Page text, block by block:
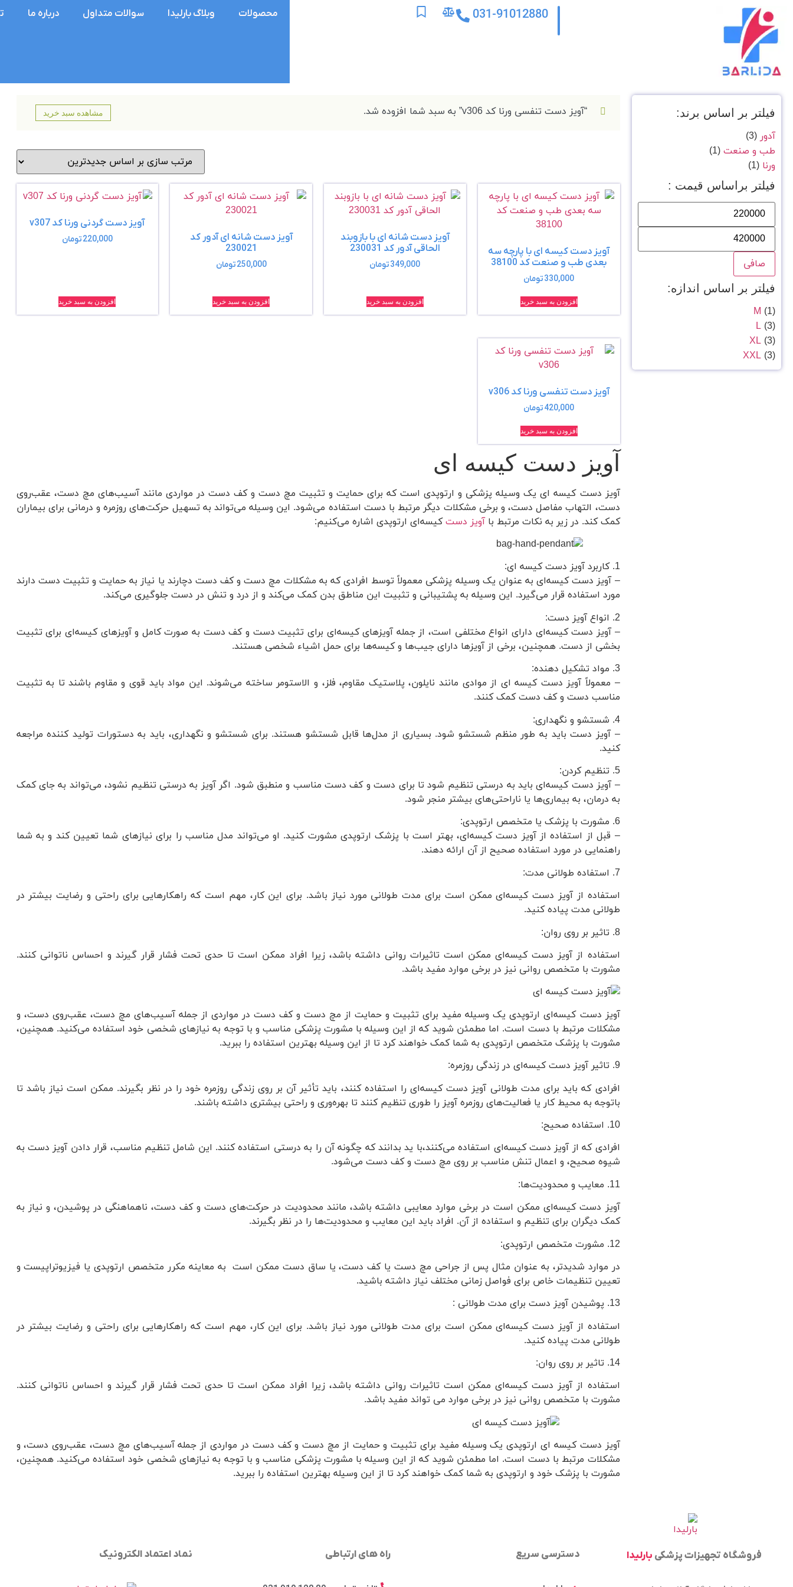
031-91012880 محصولات وبلاگ بارلیدا سوالات متداول درباره ما
فیلتر بر اساس برند:
آدور (3)
طب و صنعت (1)
ورنا (1)
فیلتر براساس قیمت :
صافی
فیلتر بر اساس اندازه:
M (1)
L (3)
XL (3)
XXL (3)
“آویز دست تنفسی ورنا کد v306” به سبد شما افزوده شد. مشاهده سبد خرید
آویز دست کیسه ای با پارچه سه
بعدی طب و صنعت کد 38100
330,000تومان
افزودن به سبد خرید
آویز دست شانه ای با بازوبند
الحاقی آدور کد 230031
349,000تومان
افزودن به سبد خرید
آویز دست شانه ای آدور کد
230021
250,000تومان
افزودن به سبد خرید
آویز دست گردنی ورنا کد v307
220,000تومان
افزودن به سبد خرید
آویز دست تنفسی ورنا کد v306
420,000تومان
افزودن به سبد خرید
آویز دست کیسه‌ ای
آویز دست کیسه‌ ای یک وسیله پزشکی و ارتوپدی است که برای حمایت و تثبیت مچ دست و کف دست در مواردی مانند آسیب‌های مچ دست، عقب‌روی
دست، التهاب مفاصل دست، و برخی مشکلات دیگر مرتبط با دست استفاده می‌شود. این وسیله می‌تواند به تسهیل حرکت‌های روزمره و درمانی برای بیماران
کمک کند. در زیر به نکات مرتبط باآویز دستکیسه‌ای ارتوپدی اشاره می‌کنیم:
1. کاربرد آویز دست کیسه‌ ای:
– آویز دست کیسه‌ای به عنوان یک وسیله پزشکی معمولاً توسط افرادی که به مشکلات مچ دست و کف دست دچارند یا نیاز به حمایت و تثبیت دست دارند
مورد استفاده قرار می‌گیرد. این وسیله به پشتیبانی و تثبیت این مناطق بدن کمک می‌کند و از درد و تنش در دست جلوگیری می‌کند.
2. انواع آویز دست:
– آویز دست کیسه‌ای دارای انواع مختلفی است، از جمله آویز‌های کیسه‌ای برای تثبیت دست و کف دست به صورت کامل و آویز‌های کیسه‌ای برای تثبیت
بخشی از دست. همچنین، برخی از آویز‌ها دارای جیب‌ها و کیسه‌ها برای حمل اشیاء شخصی هستند.
3. مواد تشکیل دهنده:
– معمولاً آویز دست کیسه‌ ای از موادی مانند نایلون، پلاستیک مقاوم، فلز، و الاستومر ساخته می‌شوند. این مواد باید قوی و مقاوم باشند تا به تثبیت
مناسب دست و کف دست کمک کنند.
4. شستشو و نگهداری:
– آویز دست باید به طور منظم شستشو شود. بسیاری از مدل‌ها قابل شستشو هستند. برای شستشو و نگهداری، باید به دستورات تولید کننده مراجعه
کنید.
5. تنظیم کردن:
– آویز دست کیسه‌ای باید به درستی تنظیم شود تا برای دست و کف دست مناسب و منطبق شود. اگر آویز به درستی تنظیم نشود، می‌تواند به جای کمک
به درمان، به بیماری‌ها یا ناراحتی‌های بیشتر منجر شود.
6. مشورت با پزشک یا متخصص ارتوپدی:
– قبل از استفاده از آویز دست کیسه‌ای، بهتر است با پزشک ارتوپدی مشورت کنید. او می‌تواند مدل مناسب را برای نیازهای شما تعیین کند و به شما
راهنمایی در مورد استفاده صحیح از آن ارائه دهند.
7. استفاده طولانی مدت:
استفاده از آویز دست کیسه‌ای ممکن است برای مدت طولانی مورد نیاز باشد. برای این کار، مهم است که راهکارهایی برای راحتی و رضایت بیشتر در
طولانی مدت پیاده کنید.
8. تاثیر بر روی روان:
استفاده از آویز دست کیسه‌ای ممکن است تاثیرات روانی داشته باشد، زیرا افراد ممکن است تا حدی تحت فشار قرار گیرند و احساس ناتوانی کنند.
مشورت با متخصص روانی نیز در برخی موارد مفید باشد.
آویز دست کیسه‌ای ارتوپدی یک وسیله مفید برای تثبیت و حمایت از مچ دست و کف دست در مواردی از جمله آسیب‌های مچ دست، عقب‌روی دست، و
مشکلات مرتبط با دست است. اما مطمئن شوید که از این وسیله با مشورت پزشکی مناسب و با توجه به نیازهای شخصی خود استفاده می‌کنید. همچنین،
مشورت با پزشک متخصص ارتوپدی به شما کمک خواهند کرد تا از این وسیله بهترین استفاده را ببرید.
9. تاثیر آویز دست کیسه‌ای در زندگی روزمره:
افرادی که باید برای مدت طولانی آویز دست کیسه‌ای را استفاده کنند، باید تأثیر آن بر روی زندگی روزمره خود را در نظر بگیرند. ممکن است نیاز باشد تا
باتوجه به محیط کار یا فعالیت‌های روزمره آویز را طوری تنظیم کنند تا بهره‌وری و راحتی بیشتری داشته باشند.
10. استفاده صحیح:
افرادی که از آویز دست کیسه‌ای استفاده می‌کنند،با ید بدانند که چگونه آن را به درستی استفاده کنند. این شامل تنظیم مناسب، قرار دادن آویز دست به
شیوه صحیح، و اعمال تنش مناسب بر روی مچ دست و کف دست می‌شود.
11. معایب و محدودیت‌ها:
آویز دست کیسه‌ای ممکن است در برخی موارد معایبی داشته باشد، مانند محدودیت در حرکت‌های دست و کف دست، ناهماهنگی در پوشیدن، و نیاز به
کمک دیگران برای تنظیم و استفاده از آن. افراد باید این معایب و محدودیت‌ها را در نظر بگیرند.
12. مشورت متخصص ارتوپدی:
در موارد شدیدتر، به عنوان مثال پس از جراحی مچ دست یا کف دست، یا ساق دست ممکن است به معاینه مکرر متخصص ارتوپدی یا فیزیوتراپیست و
تعیین تنظیمات خاص برای فواصل زمانی مختلف نیاز داشته باشید.
13. پوشیدن آویز دست برای مدت طولانی :
استفاده از آویز دست کیسه‌ای ممکن است برای مدت طولانی مورد نیاز باشد. برای این کار، مهم است که راهکارهایی برای راحتی و رضایت بیشتر در
طولانی مدت پیاده کنید.
14. تاثیر بر روی روان:
استفاده از آویز دست کیسه‌ای ممکن است تاثیرات روانی داشته باشد، زیرا افراد ممکن است تا حدی تحت فشار قرار گیرند و احساس ناتوانی کنند.
مشورت با متخصص روانی نیز در برخی موارد می تواند مفید باشد.
آویز دست کیسه‌ ای ارتوپدی یک وسیله مفید برای تثبیت و حمایت از مچ دست و کف دست در مواردی از جمله آسیب‌های مچ دست، عقب‌روی دست، و
مشکلات مرتبط با دست است. اما مطمئن شوید که از این وسیله با مشورت پزشکی مناسب و با توجه به نیازهای شخصی خود استفاده می‌کنید. همچنین،
مشورت با پزشک خود و ارتوپدی به شما کمک خواهند کرد تا از این وسیله بهترین استفاده را ببرید.
فروشگاه تجهیزات پزشکی بارلیدا دسترسی سریع راه های ارتباطی نماد اعتماد الکترونیک